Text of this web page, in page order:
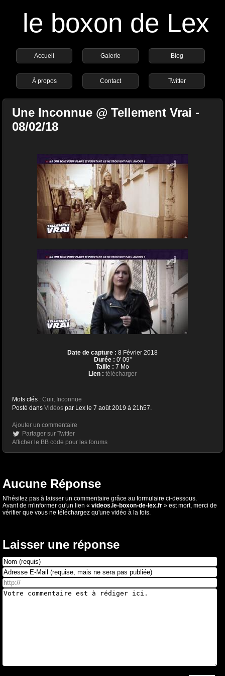
le boxon de Lex
Accueil Galerie Blog
À propos Contact Twitter
Une Inconnue @ Tellement Vrai -
08/02/18
Date de capture : 8 Février 2018
Durée : 0' 09''
Taille : 7 Mo
Lien : télécharger
Mots clés : Cuir, Inconnue
Posté dans Vidéos par Lex le 7 août 2019 à 21h57.
Ajouter un commentaire
Partager sur Twitter
Afficher le BB code pour les forums
Aucune Réponse
N'hésitez pas à laisser un commentaire grâce au formulaire ci-dessous.
Avant de m'informer qu'un lien « videos.le-boxon-de-lex.fr » est mort, merci de
vérifier que vous ne téléchargez qu'une vidéo à la fois.
Laisser une réponse